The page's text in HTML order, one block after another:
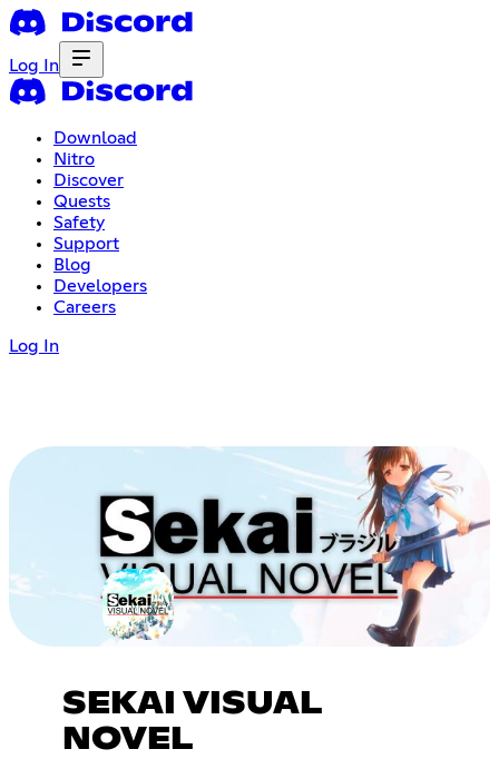
Log In
Download
Nitro
Discover
Quests
Safety
Support
Blog
Developers
Careers
Log In
SEKAI VISUAL
NOVEL